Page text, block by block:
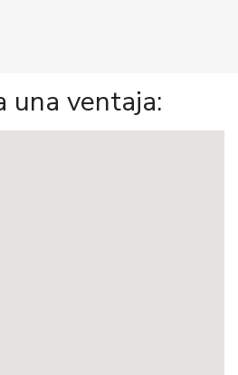
una ventaja: